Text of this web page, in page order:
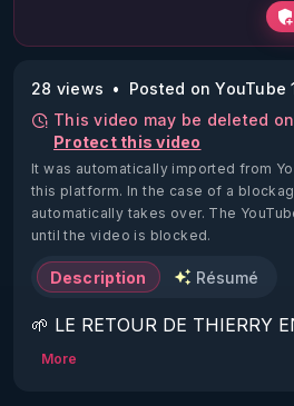
28 views
Posted on YouTube
This video may be deleted
Protect this video
It was automatically imported from
this platform. In the case of a
automatically takes over. The
until the video is blocked.
Description Résumé
🌱 LE RETOUR DE THIERRY
2022)!
More